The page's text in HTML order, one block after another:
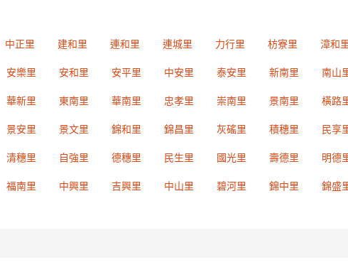
中正里 建和里 連和里 連城里 力行里 枋寮里 漳和
安樂里 安和里 安平里 中安里 泰安里 新南里 南山
華新里 東南里 華南里 忠孝里 崇南里 景南里 橫路
景安里 景文里 錦和里 錦昌里 灰磘里 積穗里 民享
清穗里 自強里 德穗里 民生里 國光里 壽德里 明德
福南里 中興里 吉興里 中山里 碧河里 錦中里 錦盛